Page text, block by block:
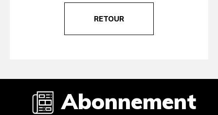
RETOUR
Abonnement